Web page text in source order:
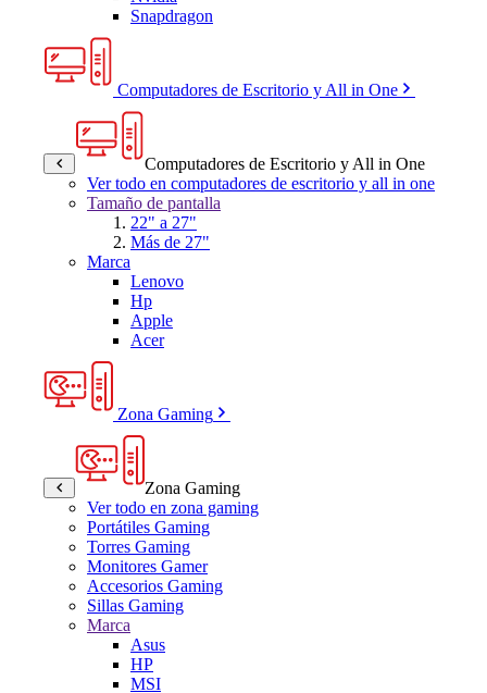
Snapdragon
Computadores de Escritorio y All in One
Computadores de Escritorio y All in One
Ver todo en computadores de escritorio y all in one
Tamaño de pantalla
22" a 27"
Más de 27"
Marca
Lenovo
Hp
Apple
Acer
Zona Gaming
Zona Gaming
Ver todo en zona gaming
Portátiles Gaming
Torres Gaming
Monitores Gamer
Accesorios Gaming
Sillas Gaming
Marca
Asus
HP
MSI